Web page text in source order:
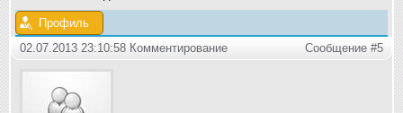
Профиль
02.07.2013 23:10:58 Комментирование
Сообщение #5